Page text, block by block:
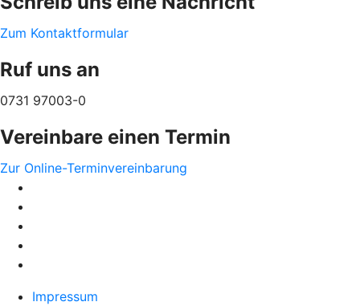
Zum Kontaktformular
Ruf uns an
0731 97003-0
Vereinbare einen Termin
Zur Online-Terminvereinbarung
Impressum